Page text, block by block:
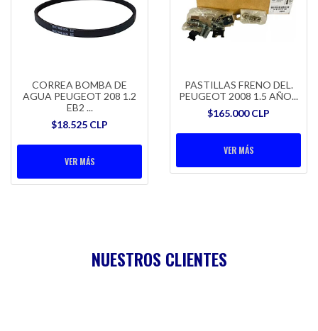
CORREA BOMBA DE
AGUA PEUGEOT 208 1.2
EB2 ...
$18.525 CLP
VER MÁS
PASTILLAS FRENO DEL.
PEUGEOT 2008 1.5 AÑO...
$165.000 CLP
VER MÁS
NUESTROS CLIENTES